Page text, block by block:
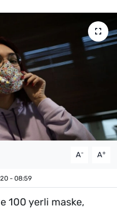
A- A+
- 08:59
100 yerli maske,